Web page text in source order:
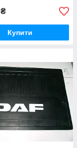
₴
Купити